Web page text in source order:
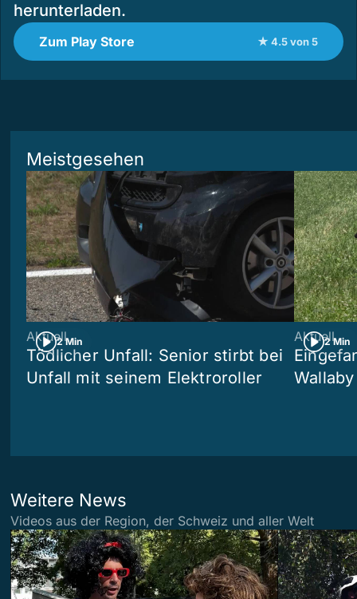
herunterladen.
Zum Play Store ★ 4.5 von 5
Meistgesehen
2 Min
Aktuell
Tödlicher Unfall: Senior stirbt bei
Unfall mit seinem Elektroroller
2 Min
Aktuell
Weitere News
Videos aus der Region, der Schweiz und aller Welt